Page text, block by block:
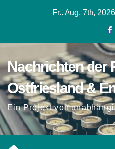
Fr.. Aug. 7th, 2026
Nachrichten der
Ostfriesland &
Ein Projekt von